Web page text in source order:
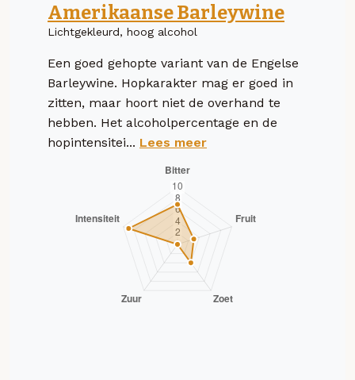
Amerikaanse Barleywine
Lichtgekleurd, hoog alcohol
Een goed gehopte variant van de Engelse
Barleywine. Hopkarakter mag er goed in
zitten, maar hoort niet de overhand te
hebben. Het alcoholpercentage en de
hopintensitei... Lees meer